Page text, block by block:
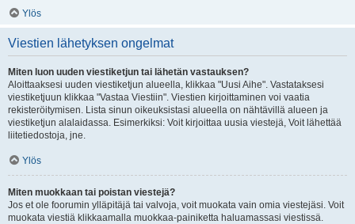
Ylös
Viestien lähetyksen ongelmat
Miten luon uuden viestiketjun tai lähetän vastauksen?
Aloittaaksesi uuden viestiketjun alueella, klikkaa "Uusi Aihe". Vastataksesi
viestiketjuun klikkaa "Vastaa Viestiin". Viestien kirjoittaminen voi vaatia
rekisteröitymisen. Lista sinun oikeuksistasi alueella on nähtävillä alueen ja
viestiketjun alalaidassa. Esimerkiksi: Voit kirjoittaa uusia viestejä, Voit lähettää
liitetiedostoja, jne.
Ylös
Miten muokkaan tai poistan viestejä?
Jos et ole foorumin ylläpitäjä tai valvoja, voit muokata vain omia viestejäsi. Voit
muokata viestiä klikkaamalla muokkaa-painiketta haluamassasi viestissä.